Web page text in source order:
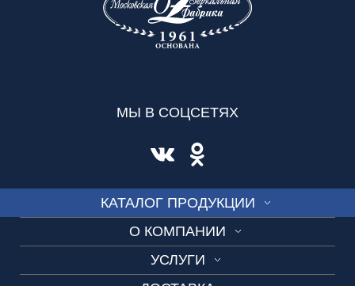
КАТАЛОГ ПРОДУКЦИИ
О КОМПАНИИ
УСЛУГИ
МЫ В СОЦСЕТЯХ